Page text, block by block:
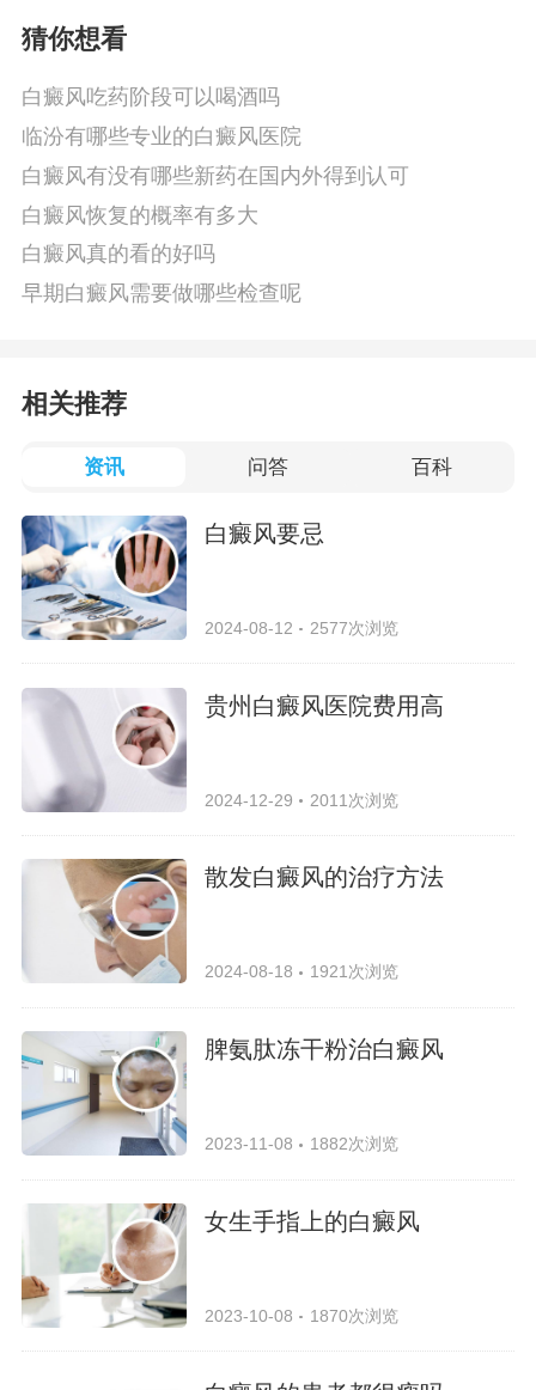
猜你想看
白癜风吃药阶段可以喝酒吗
临汾有哪些专业的白癜风医院
白癜风有没有哪些新药在国内外得到认可
白癜风恢复的概率有多大
白癜风真的看的好吗
早期白癜风需要做哪些检查呢
相关推荐
资讯 问答 百科
白癜风要忌
2024-08-12 2577次浏览
贵州白癜风医院费用高
2024-12-29 2011次浏览
散发白癜风的治疗方法
2024-08-18 1921次浏览
脾氨肽冻干粉治白癜风
2023-11-08 1882次浏览
女生手指上的白癜风
2023-10-08 1870次浏览